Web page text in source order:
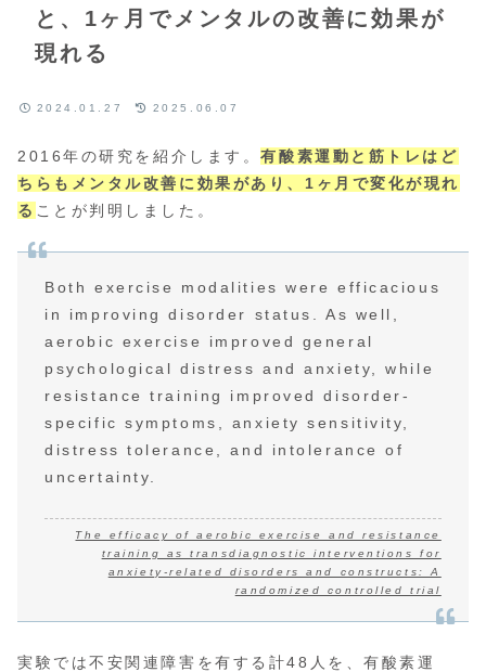
と、1ヶ月でメンタルの改善に効果が
現れる
2024.01.27 2025.06.07
2016年の研究を紹介します。有酸素運動と筋トレはど
ちらもメンタル改善に効果があり、1ヶ月で変化が現れ
る ことが判明しました。
Both exercise modalities were efficacious
in improving disorder status. As well,
aerobic exercise improved general
psychological distress and anxiety, while
resistance training improved disorder-
specific symptoms, anxiety sensitivity,
distress tolerance, and intolerance of
uncertainty.
The efficacy of aerobic exercise and resistance
training as transdiagnostic interventions for
anxiety-related disorders and constructs: A
randomized controlled trial
実験では不安関連障害を有する計48人を、有酸素運